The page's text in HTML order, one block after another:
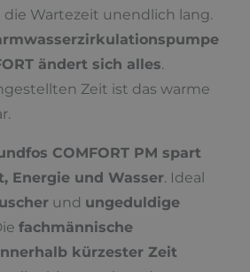
die Wartezeit unendlich lang.
ändert sich alles.
Zeit ist das warme
COMFORT PM spart
Energie und Wasser. Ideal
und ungeduldige
fachmännische
kürzester Zeit